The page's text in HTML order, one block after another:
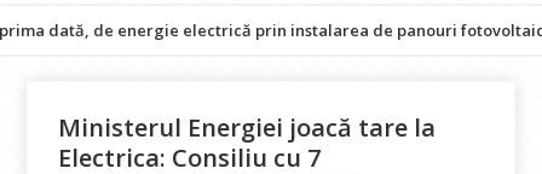
de energie electrică prin instalarea de panouri fotovoltaice
Ministerul Energiei joacă tare la
Electrica: Consiliu cu 7